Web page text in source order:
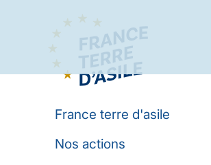
France terre d'asile
Nos actions